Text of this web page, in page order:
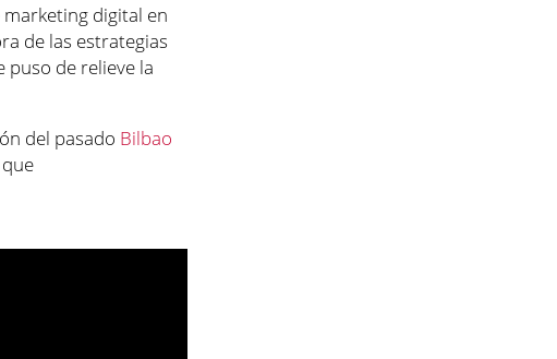
digital en
de las estrategias
de relieve la
del pasado Bilbao